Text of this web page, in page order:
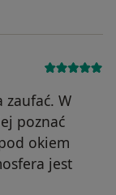
zaufać. W
poznać
okiem
jest